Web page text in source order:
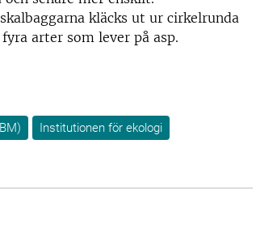
kläcks ut ur cirkelrunda
arter som lever på asp.
Institutionen för ekologi